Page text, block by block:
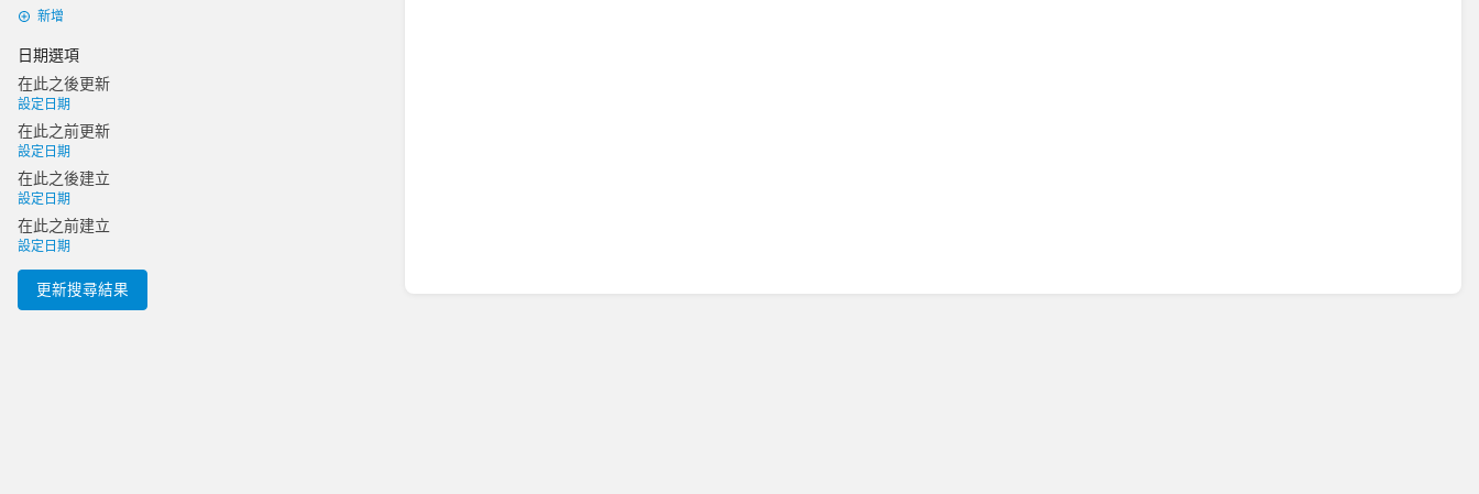
新增
日期選項
在此之後更新
設定日期
在此之前更新
設定日期
在此之後建立
設定日期
在此之前建立
設定日期
更新搜尋結果